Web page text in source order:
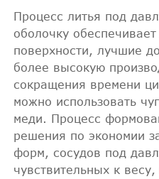
Процесс литья под
оболочку
поверхности, лучшие
более высокую
сокращения времени
можно использовать
меди. Процесс
решения по экономии
форм, сосудов под
чувствительных к